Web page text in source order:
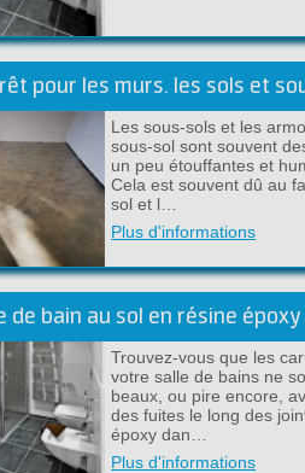
pour les murs. les sols et
Les sous-sols et les
sous-sol sont souvent
un peu étouffantes et
Cela est souvent dû au
sol et l…
Plus d'informations
Trouvez-vous que les
votre salle de bains ne
beaux, ou pire encore,
des fuites le long des
époxy dan…
Plus d'informations